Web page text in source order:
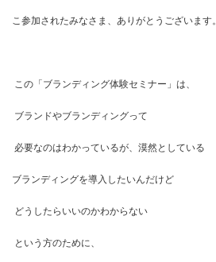
こ参加されたみなさま、ありがとうございます。
この「ブランディング体験セミナー」は、
ブランドやブランディングって
必要なのはわかっているが、漠然としている
ブランディングを導入したいんだけど
どうしたらいいのかわからない
という方のために、